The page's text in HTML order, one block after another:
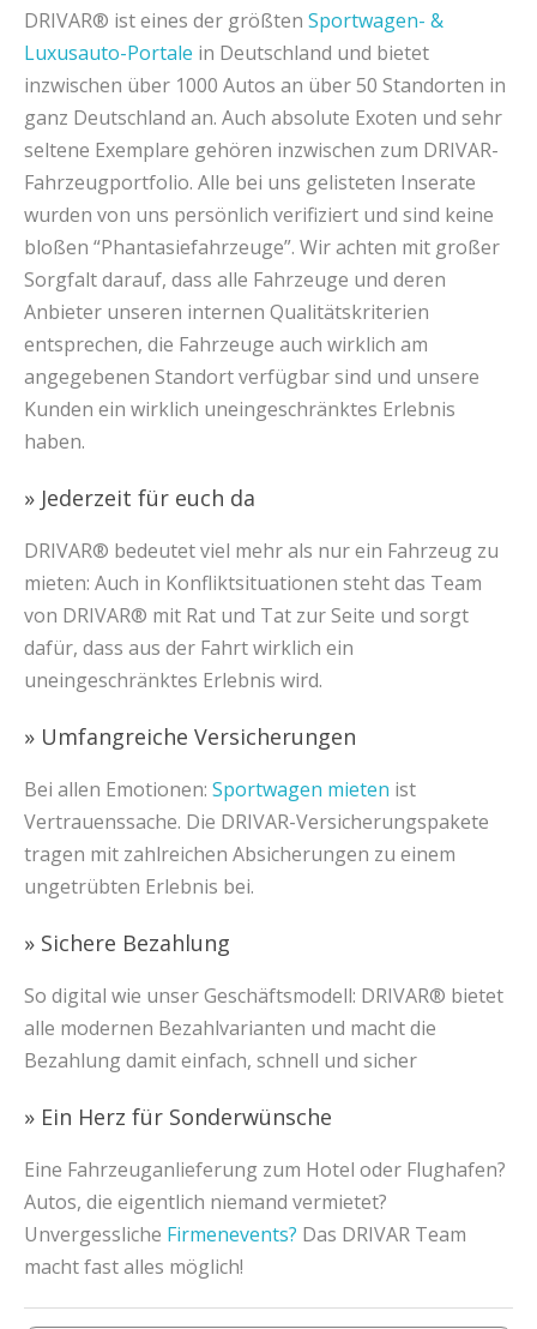
DRIVAR® ist eines der größten Sportwagen- &
Luxusauto-Portale in Deutschland und bietet
inzwischen über 1000 Autos an über 50 Standorten in
ganz Deutschland an. Auch absolute Exoten und sehr
seltene Exemplare gehören inzwischen zum DRIVAR-
Fahrzeugportfolio. Alle bei uns gelisteten Inserate
wurden von uns persönlich verifiziert und sind keine
bloßen “Phantasiefahrzeuge”. Wir achten mit großer
Sorgfalt darauf, dass alle Fahrzeuge und deren
Anbieter unseren internen Qualitätskriterien
entsprechen, die Fahrzeuge auch wirklich am
angegebenen Standort verfügbar sind und unsere
Kunden ein wirklich uneingeschränktes Erlebnis
haben.
» Jederzeit für euch da
DRIVAR® bedeutet viel mehr als nur ein Fahrzeug zu
mieten: Auch in Konfliktsituationen steht das Team
von DRIVAR® mit Rat und Tat zur Seite und sorgt
dafür, dass aus der Fahrt wirklich ein
uneingeschränktes Erlebnis wird.
» Umfangreiche Versicherungen
Bei allen Emotionen: Sportwagen mieten ist
Vertrauenssache. Die DRIVAR-Versicherungspakete
tragen mit zahlreichen Absicherungen zu einem
ungetrübten Erlebnis bei.
» Sichere Bezahlung
So digital wie unser Geschäftsmodell: DRIVAR® bietet
alle modernen Bezahlvarianten und macht die
Bezahlung damit einfach, schnell und sicher
» Ein Herz für Sonderwünsche
Eine Fahrzeuganlieferung zum Hotel oder Flughafen?
Autos, die eigentlich niemand vermietet?
Unvergessliche Firmenevents? Das DRIVAR Team
macht fast alles möglich!